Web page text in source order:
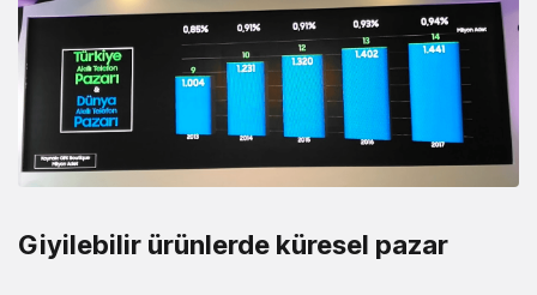
Giyilebilir ürünlerde küresel pazar